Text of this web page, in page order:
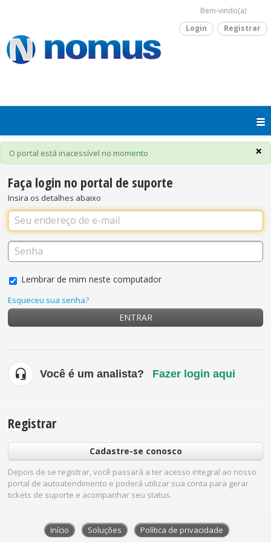
Bem-vindo(a)
Login
Registrar
×
O portal está inacessível no momento
Faça login no portal de suporte
Insira os detalhes abaixo
Lembrar de mim neste computador
Esqueceu sua senha?
ENTRAR
Você é um analista? Fazer login aqui
Registrar
Cadastre-se conosco
Depois de se registrar, você passará a ter acesso integral ao nosso
portal de autoatendimento e poderá utilizar sua conta para gerar
tickets de suporte e acompanhar seu status.
Início Soluções Política de privacidade